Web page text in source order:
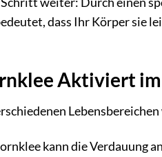
dass Ihr Körper sie
Aktiviert
kann die Verdauung